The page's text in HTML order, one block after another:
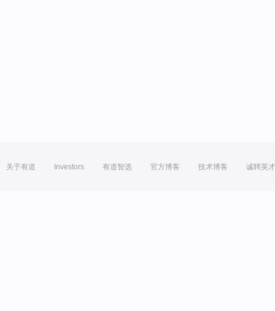
关于有道 Investors 有道智选 官方博客 技术博客 诚聘英才